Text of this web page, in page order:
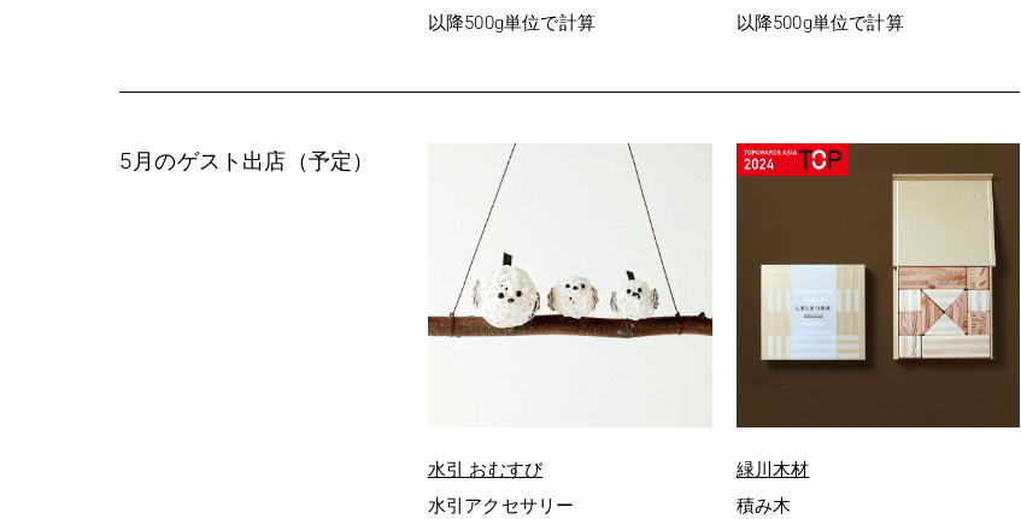
以降500g単位で計算
以降500g単位で計算
5月のゲスト出店（予定）
水引 おむすび
水引アクセサリー
緑川木材
積み木